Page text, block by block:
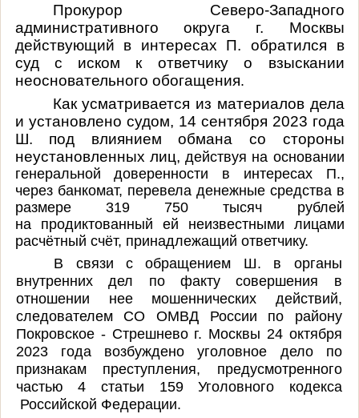
Прокурор Северо-Западного
административного округа г. Москвы
действующий в интересах П. обратился в
суд с иском к ответчику о взыскании
неосновательного обогащения.
Как усматривается из материалов дела
и установлено судом, 14 сентября 2023 года
Ш. под влиянием обмана со стороны
неустановленных лиц, действуя на основании
генеральной доверенности в интересах П.,
через банкомат, перевела денежные средства в
размере 319 750 тысяч рублей
на продиктованный ей неизвестными лицами
расчётный счёт, принадлежащий ответчику.
В связи с обращением Ш. в органы
внутренних дел по факту совершения в
отношении нее мошеннических действий,
следователем СО ОМВД России по району
Покровское - Стрешнево г. Москвы 24 октября
2023 года возбуждено уголовное дело по
признакам преступления, предусмотренного
частью 4 статьи 159 Уголовного кодекса
Российской Федерации.